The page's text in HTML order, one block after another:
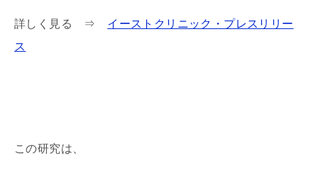
詳しく見る ⇒ イーストクリニック・プレスリリー
ス
この研究は、